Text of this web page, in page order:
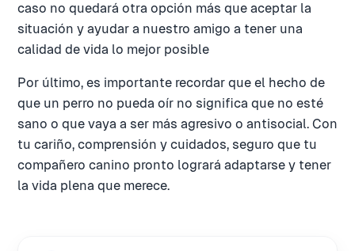
caso no quedará otra opción más que aceptar la
situación y ayudar a nuestro amigo a tener una
calidad de vida lo mejor posible
Por último, es importante recordar que el hecho de
que un perro no pueda oír no significa que no esté
sano o que vaya a ser más agresivo o antisocial. Con
tu cariño, comprensión y cuidados, seguro que tu
compañero canino pronto logrará adaptarse y tener
la vida plena que merece.